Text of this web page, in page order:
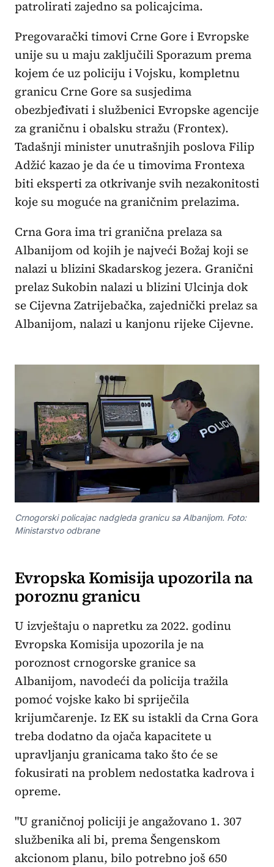
patrolirati zajedno sa policajcima.
Pregovarački timovi Crne Gore i Evropske
unije su u maju zaključili Sporazum prema
kojem će uz policiju i Vojsku, kompletnu
granicu Crne Gore sa susjedima
obezbjeđivati i službenici Evropske agencije
za graničnu i obalsku stražu (Frontex).
Tadašnji minister unutrašnjih poslova Filip
Adžić kazao je da će u timovima Frontexa
biti eksperti za otkrivanje svih nezakonitosti
koje su moguće na graničnim prelazima.
Crna Gora ima tri granična prelaza sa
Albanijom od kojih je najveći Božaj koji se
nalazi u blizini Skadarskog jezera. Granični
prelaz Sukobin nalazi u blizini Ulcinja dok
se Cijevna Zatrijebačka, zajednički prelaz sa
Albanijom, nalazi u kanjonu rijeke Cijevne.
Crnogorski policajac nadgleda granicu sa Albanijom. Foto:
Ministarstvo odbrane
Evropska Komisija upozorila na
poroznu granicu
U izvještaju o napretku za 2022. godinu
Evropska Komisija upozorila je na
poroznost crnogorske granice sa
Albanijom, navodeći da policija tražila
pomoć vojske kako bi spriječila
krijumčarenje. Iz EK su istakli da Crna Gora
treba dodatno da ojača kapacitete u
upravljanju granicama tako što će se
fokusirati na problem nedostatka kadrova i
opreme.
"U graničnoj policiji je angažovano 1. 307
službenika ali bi, prema Šengenskom
akcionom planu, bilo potrebno još 650